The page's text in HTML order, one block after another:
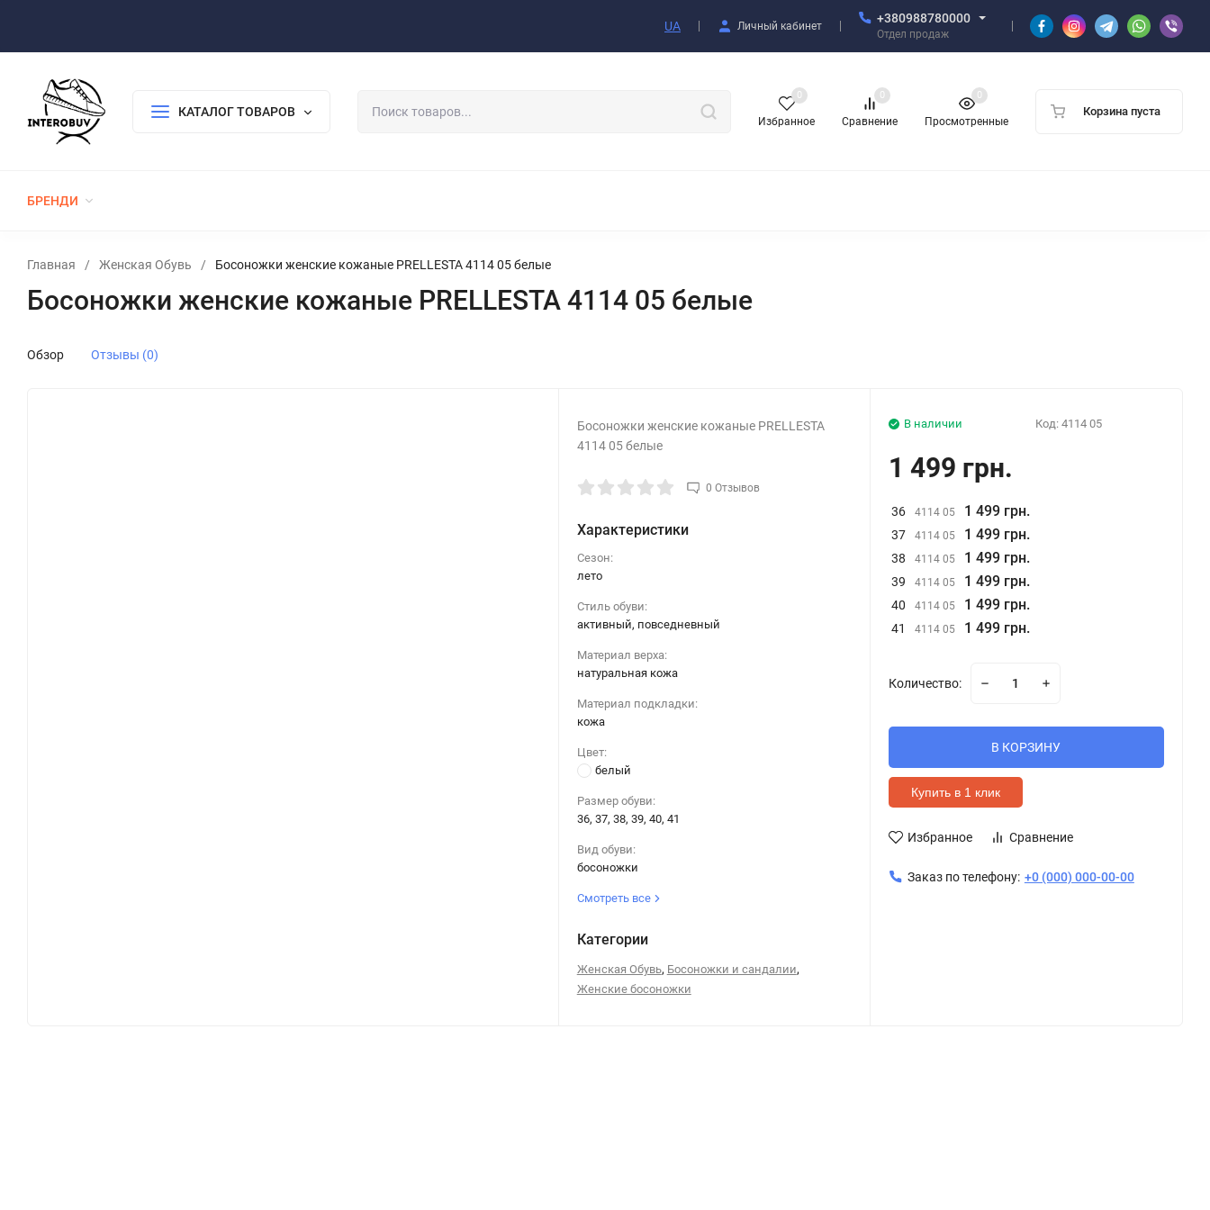
UA Личный кабинет
+380988780000
Отдел продаж
КАТАЛОГ ТОВАРОВ
Избранное
0
Сравнение
0
Просмотренные
0
Корзина пуста
БРЕНДИ
Главная / Женская Обувь / Босоножки женские кожаные PRELLESTA 4114 05 белые
Босоножки женские кожаные PRELLESTA 4114 05 белые
Обзор Отзывы (0)
Босоножки женские кожаные PRELLESTA
4114 05 белые
0 Отзывов
Характеристики
Сезон:
лето
Стиль обуви:
активный, повседневный
Материал верха:
натуральная кожа
Материал подкладки:
кожа
Цвет:
белый
Размер обуви:
36, 37, 38, 39, 40, 41
Вид обуви:
босоножки
Смотреть все
Категории
Женская Обувь, Босоножки и сандалии,
Женские босоножки
В наличии Код: 4114 05
1 499 грн.
36 4114 05 1 499 грн.
37 4114 05 1 499 грн.
38 4114 05 1 499 грн.
39 4114 05 1 499 грн.
40 4114 05 1 499 грн.
41 4114 05 1 499 грн.
Количество:
В КОРЗИНУ
Купить в 1 клик
Избранное Сравнение
Заказ по телефону: +0 (000) 000-00-00